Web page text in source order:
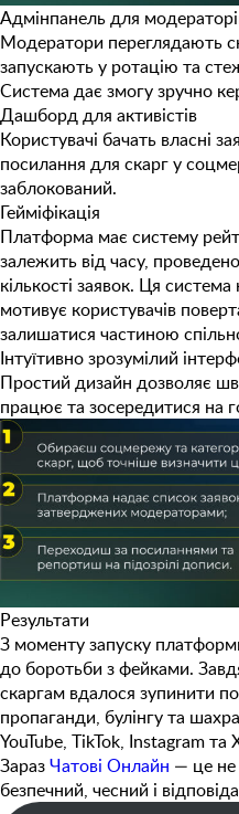
Адмінпанель для
Модератори переглядають
запускають у ротацію та
Система дає змогу зручно
Дашборд для активістів
Користувачі бачать власні
посилання для скарг у
заблокований.
Гейміфікація
Платформа має систему
залежить від часу,
кількості заявок. Ця
мотивує користувачів
залишатися частиною
Інтуїтивно зрозумілий
Простий дизайн дозволяє
працює та зосередитися на
Результати
З моменту запуску
до боротьби з фейками.
скаргам вдалося зупинити
пропаганди, булінгу та
YouTube, TikTok, Instagram та
ЗаразЧатові Онлайн — це не
безпечний, чесний і